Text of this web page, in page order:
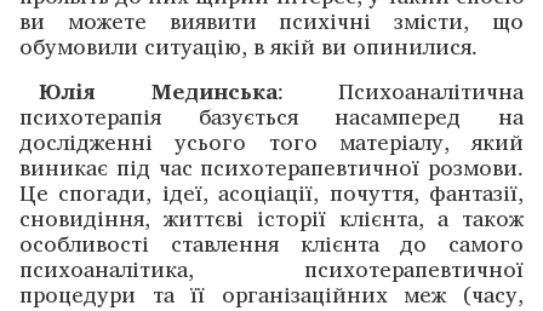
ви можете виявити психічні змісти, що
обумовили ситуацію, в якій ви опинилися.
Юлія Мединська: Психоаналітична
психотерапія базується насамперед на
дослідженні усього того матеріалу, який
виникає під час психотерапевтичної розмови.
Це спогади, ідеї, асоціації, почуття, фантазії,
сновидіння, життєві історії клієнта, а також
особливості ставлення клієнта до самого
психоаналітика, психотерапевтичної
процедури та її організаційних меж (часу,